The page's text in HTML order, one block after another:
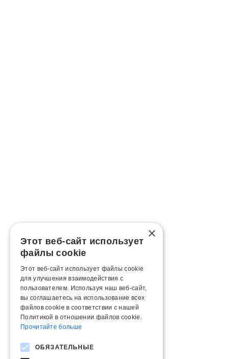
×
Этот веб-сайт использует
файлы cookie
Этот веб-сайт использует файлы cookie
для улучшения взаимодействия с
пользователем. Используя наш веб-сайт,
вы соглашаетесь на использование всех
файлов cookie в соответствии с нашей
Политикой в ​​отношении файлов cookie.
Прочитайте больше
ОБЯЗАТЕЛЬНЫЕ